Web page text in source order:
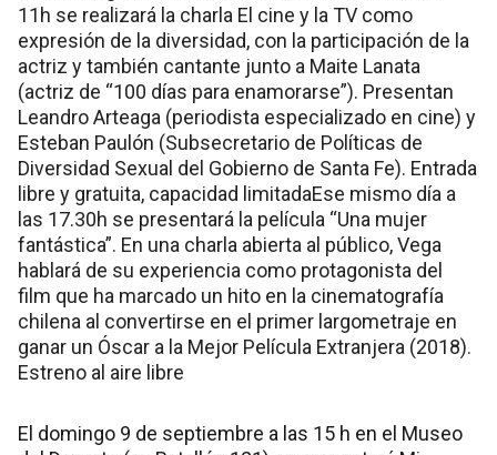
11h se realizará la charla El cine y la TV como
expresión de la diversidad, con la participación de la
actriz y también cantante junto a Maite Lanata
(actriz de “100 días para enamorarse”). Presentan
Leandro Arteaga (periodista especializado en cine) y
Esteban Paulón (Subsecretario de Políticas de
Diversidad Sexual del Gobierno de Santa Fe). Entrada
libre y gratuita, capacidad limitadaEse mismo día a
las 17.30h se presentará la película “Una mujer
fantástica”. En una charla abierta al público, Vega
hablará de su experiencia como protagonista del
film que ha marcado un hito en la cinematografía
chilena al convertirse en el primer largometraje en
ganar un Óscar a la Mejor Película Extranjera (2018).
Estreno al aire libre
El domingo 9 de septiembre a las 15 h en el Museo